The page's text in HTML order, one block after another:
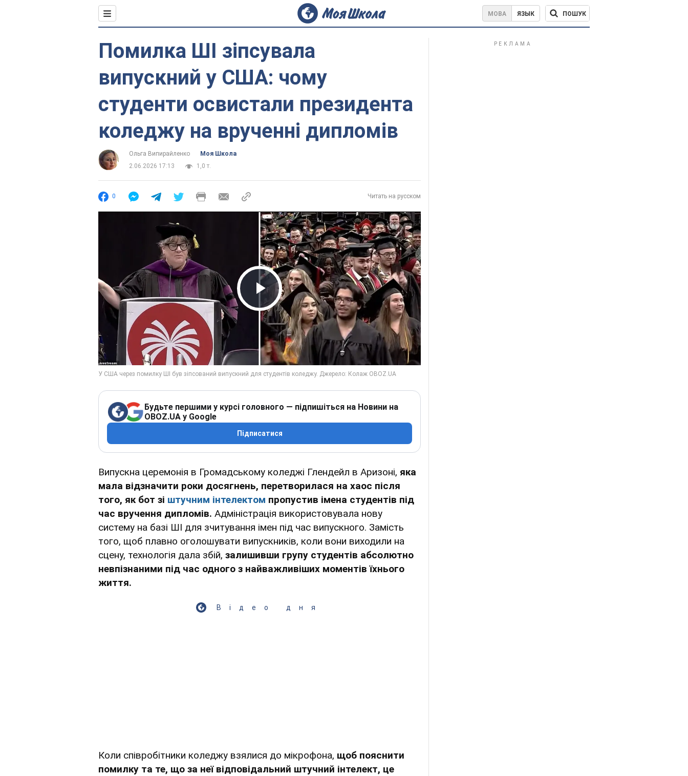
МОВА ЯЗЫК ПОШУК
Помилка ШІ зіпсувала
випускний у США: чому
студенти освистали президента
коледжу на врученні дипломів
Ольга Випирайленко
Моя Школа
2.06.2026 17:13
1,0 т.
0 Читать на русском
Play Video
Будьте першими у курсі головного — підпишіться на Новини на
OBOZ.UA у Google
Підписатися
Випускна церемонія в Громадському коледжі Глендейл в Аризоні, яка
мала відзначити роки досягнень, перетворилася на хаос після
того, як бот зі штучним інтелектом пропустив імена студентів під
час вручення дипломів. Адміністрація використовувала нову
систему на базі ШІ для зчитування імен під час випускного. Замість
того, щоб плавно оголошувати випускників, коли вони виходили на
сцену, технологія дала збій, залишивши групу студентів абсолютно
невпізнаними під час одного з найважливіших моментів їхнього
життя.
Відео дня
Коли співробітники коледжу взялися до мікрофона, щоб пояснити
помилку та те, що за неї відповідальний штучний інтелект, це